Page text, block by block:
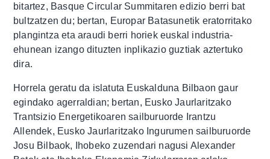
bitartez, Basque Circular Summitaren edizio berri bat
bultzatzen du; bertan, Europar Batasunetik eratorritako
plangintza eta araudi berri horiek euskal industria-
ehunean izango dituzten inplikazio guztiak aztertuko
dira.
Horrela geratu da islatuta Euskalduna Bilbaon gaur
egindako agerraldian; bertan, Eusko Jaurlaritzako
Trantsizio Energetikoaren sailburuorde Irantzu
Allendek, Eusko Jaurlaritzako Ingurumen sailburuorde
Josu Bilbaok, Ihobeko zuzendari nagusi Alexander